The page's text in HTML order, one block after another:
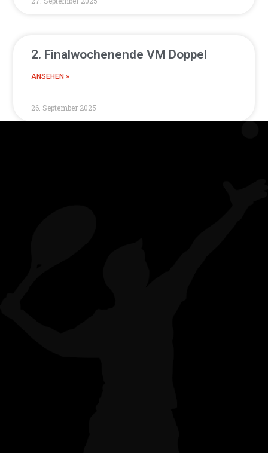
2. Finalwochenende VM Doppel
ANSEHEN »
26. September 2025